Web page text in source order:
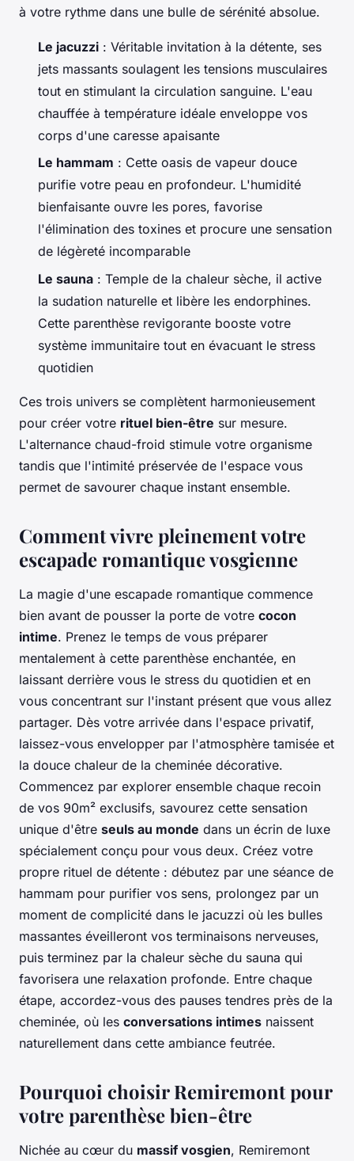
à votre rythme dans une bulle de sérénité absolue.
Le jacuzzi : Véritable invitation à la détente, ses
jets massants soulagent les tensions musculaires
tout en stimulant la circulation sanguine. L'eau
chauffée à température idéale enveloppe vos
corps d'une caresse apaisante
Le hammam : Cette oasis de vapeur douce
purifie votre peau en profondeur. L'humidité
bienfaisante ouvre les pores, favorise
l'élimination des toxines et procure une sensation
de légèreté incomparable
Le sauna : Temple de la chaleur sèche, il active
la sudation naturelle et libère les endorphines.
Cette parenthèse revigorante booste votre
système immunitaire tout en évacuant le stress
quotidien
Ces trois univers se complètent harmonieusement
pour créer votre rituel bien-être sur mesure.
L'alternance chaud-froid stimule votre organisme
tandis que l'intimité préservée de l'espace vous
permet de savourer chaque instant ensemble.
Comment vivre pleinement votre
escapade romantique vosgienne
La magie d'une escapade romantique commence
bien avant de pousser la porte de votre cocon
intime. Prenez le temps de vous préparer
mentalement à cette parenthèse enchantée, en
laissant derrière vous le stress du quotidien et en
vous concentrant sur l'instant présent que vous allez
partager. Dès votre arrivée dans l'espace privatif,
laissez-vous envelopper par l'atmosphère tamisée et
la douce chaleur de la cheminée décorative.
Commencez par explorer ensemble chaque recoin
de vos 90m² exclusifs, savourez cette sensation
unique d'être seuls au monde dans un écrin de luxe
spécialement conçu pour vous deux. Créez votre
propre rituel de détente : débutez par une séance de
hammam pour purifier vos sens, prolongez par un
moment de complicité dans le jacuzzi où les bulles
massantes éveilleront vos terminaisons nerveuses,
puis terminez par la chaleur sèche du sauna qui
favorisera une relaxation profonde. Entre chaque
étape, accordez-vous des pauses tendres près de la
cheminée, où les conversations intimes naissent
naturellement dans cette ambiance feutrée.
Pourquoi choisir Remiremont pour
votre parenthèse bien-être
Nichée au cœur du massif vosgien, Remiremont